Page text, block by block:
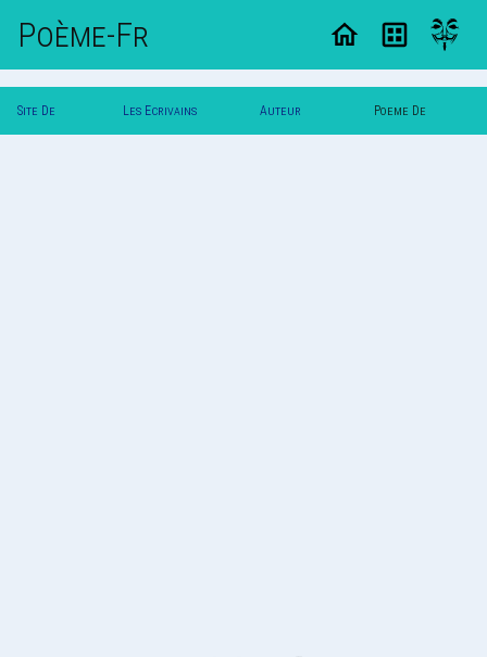
Poème-Fr
Site De Les Ecrivains Auteur Poeme De